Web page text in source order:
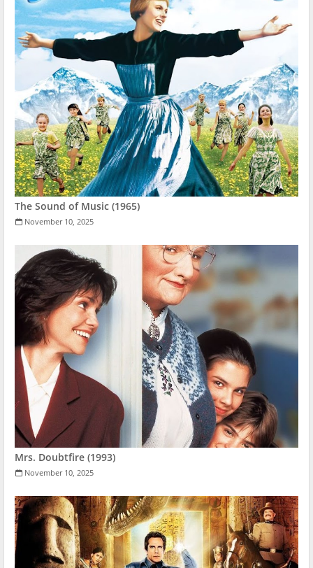
The Sound of Music (1965)
November 10, 2025
Mrs. Doubtfire (1993)
November 10, 2025